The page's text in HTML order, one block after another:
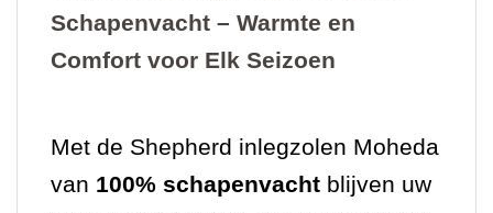
Schapenvacht – Warmte en
Comfort voor Elk Seizoen
Met de Shepherd inlegzolen Moheda
van 100% schapenvacht blijven uw